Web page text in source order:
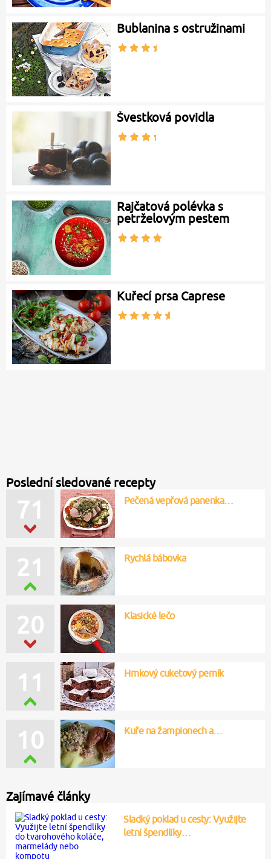
Bublanina s ostružinami
Švestková povidla
Rajčatová polévka s
petrželovým pestem
Kuřecí prsa Caprese
Poslední sledované recepty
71 Pečená vepřová panenka…
20 Klasické lečo
21 Rychlá bábovka
11 Hrnkový cuketový perník
10 Kuře na žampionech a…
Zajímavé články
Sladký poklad u cesty: Využijte
letní špendlíky…